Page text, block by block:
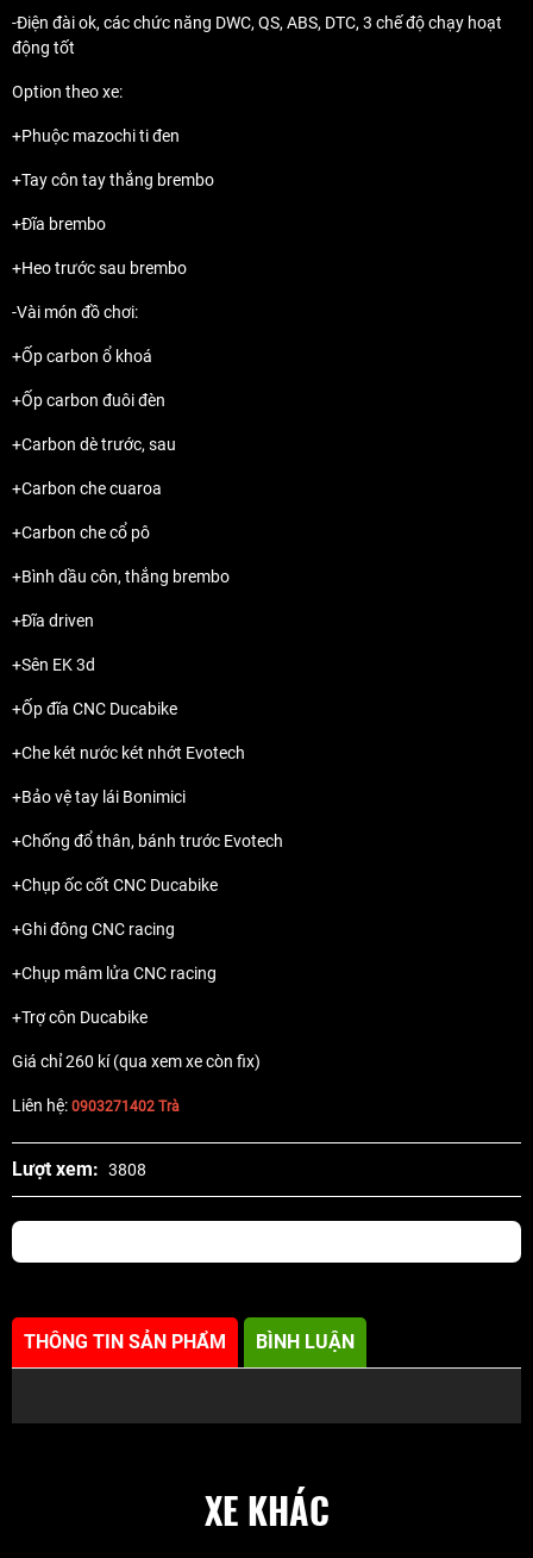
-Điện đài ok, các chức năng DWC, QS, ABS, DTC, 3 chế độ chạy hoạt
động tốt
Option theo xe:
+Phuộc mazochi ti đen
+Tay côn tay thắng brembo
+Đĩa brembo
+Heo trước sau brembo
-Vài món đồ chơi:
+Ốp carbon ổ khoá
+Ốp carbon đuôi đèn
+Carbon dè trước, sau
+Carbon che cuaroa
+Carbon che cổ pô
+Bình dầu côn, thắng brembo
+Đĩa driven
+Sên EK 3d
+Ốp đĩa CNC Ducabike
+Che két nước két nhớt Evotech
+Bảo vệ tay lái Bonimici
+Chống đổ thân, bánh trước Evotech
+Chụp ốc cốt CNC Ducabike
+Ghi đông CNC racing
+Chụp mâm lửa CNC racing
+Trợ côn Ducabike
Giá chỉ 260 kí (qua xem xe còn fix)
Liên hệ: 0903271402 Trà
Lượt xem: 3808
THÔNG TIN SẢN PHẨM BÌNH LUẬN
XE KHÁC